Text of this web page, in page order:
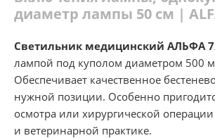
диаметр лампы 50 см |
Светильник медицинский АЛЬФА
лампой под куполом диаметром 500
Обеспечивает качественное
нужной позиции. Особенно
осмотра или хирургической
и ветеринарной практике.